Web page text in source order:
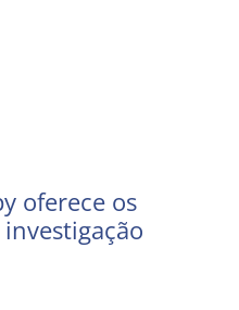
oferece os